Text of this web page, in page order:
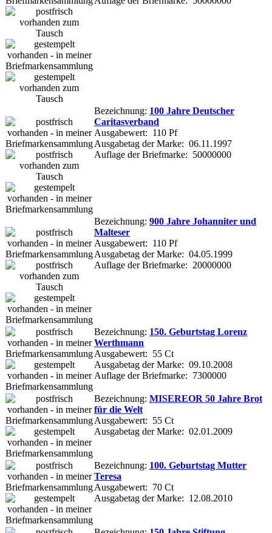
Bezeichnung: 100 Jahre Deutscher
Caritasverband
Ausgabewert: 110 Pf
Ausgabetag der Marke: 06.11.1997
Auflage der Briefmarke: 50000000
Bezeichnung: 900 Jahre Johanniter und
Malteser
Ausgabewert: 110 Pf
Ausgabetag der Marke: 04.05.1999
Auflage der Briefmarke: 20000000
Bezeichnung: 150. Geburtstag Lorenz
Werthmann
Ausgabewert: 55 Ct
Ausgabetag der Marke: 09.10.2008
Auflage der Briefmarke: 7300000
Bezeichnung: MISEREOR 50 Jahre Brot
für die Welt
Ausgabewert: 55 Ct
Ausgabetag der Marke: 02.01.2009
Bezeichnung: 100. Geburtstag Mutter
Teresa
Ausgabewert: 70 Ct
Ausgabetag der Marke: 12.08.2010